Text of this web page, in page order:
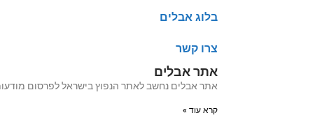
בלוג אבלים
צרו קשר
אתר אבלים
אתר אבלים נחשב לאתר הנפוץ בישראל לפרסום מודעות אבל מעל 20 שנה האתר עבר לאחרונה
קרא עוד »